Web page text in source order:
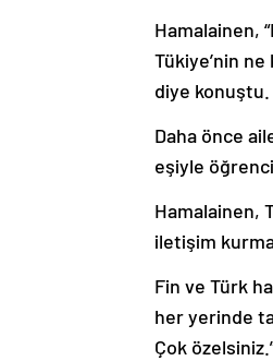
Hamalainen,
Tükiye’nin ne
diye konuştu.
Daha önce
eşiyle
Hamalainen,
iletişim
Fin ve Türk
her yerinde
Çok